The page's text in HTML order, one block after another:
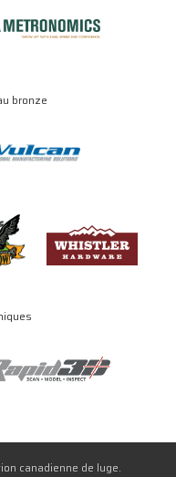
bronze
canadienne de luge.